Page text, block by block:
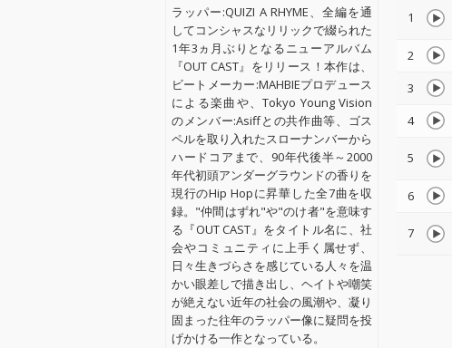
1
2
3
4
5
6
7
ラッパー:QUIZI A RHYME、全編を通
してコンシャスなリリックで綴られた
1年3ヵ月ぶりとなるニューアルバム
『OUT CAST』をリリース！本作は、
ビートメーカー:MAHBIEプロデュース
による楽曲や、Tokyo Young Vision
のメンバー:Asiffとの共作曲等、ゴス
ペルを取り入れたスローナンバーから
ハードコアまで、90年代後半～2000
年代初頭アンダーグラウンドの香りを
現行のHip Hopに昇華した全7曲を収
録。"仲間はずれ"や"のけ者"を意味す
る『OUT CAST』をタイトル名に、社
会やコミュニティに上手く属せず、
日々生きづらさを感じている人々を温
かい眼差しで描き出し、ヘイトや嘲笑
が絶えない近年の社会の風潮や、凝り
固まった往年のラッパー像に疑問を投
げかける一作となっている。